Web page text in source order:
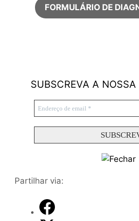
FORMULÁRIO DE
SUBSCREVA A NOSSA
Partilhar via: